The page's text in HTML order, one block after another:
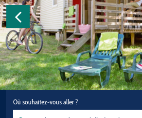
Où souhaitez-vous aller ?